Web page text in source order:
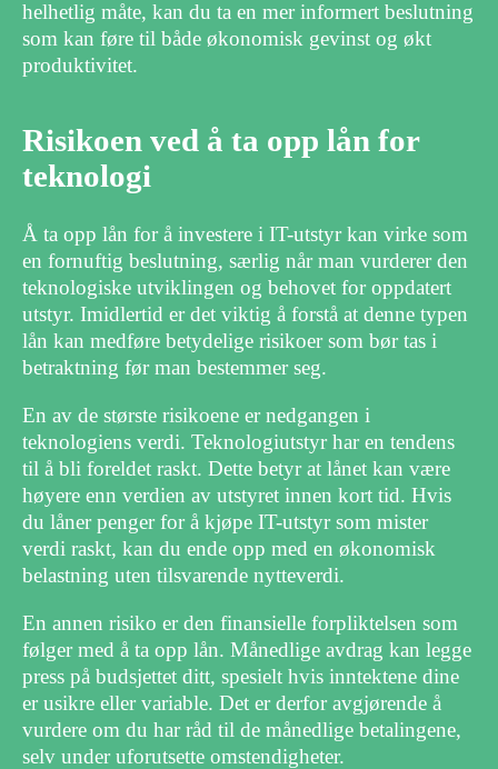
helhetlig måte, kan du ta en mer informert beslutning
som kan føre til både økonomisk gevinst og økt
produktivitet.
Risikoen ved å ta opp lån for
teknologi
Å ta opp lån for å investere i IT-utstyr kan virke som
en fornuftig beslutning, særlig når man vurderer den
teknologiske utviklingen og behovet for oppdatert
utstyr. Imidlertid er det viktig å forstå at denne typen
lån kan medføre betydelige risikoer som bør tas i
betraktning før man bestemmer seg.
En av de største risikoene er nedgangen i
teknologiens verdi. Teknologiutstyr har en tendens
til å bli foreldet raskt. Dette betyr at lånet kan være
høyere enn verdien av utstyret innen kort tid. Hvis
du låner penger for å kjøpe IT-utstyr som mister
verdi raskt, kan du ende opp med en økonomisk
belastning uten tilsvarende nytteverdi.
En annen risiko er den finansielle forpliktelsen som
følger med å ta opp lån. Månedlige avdrag kan legge
press på budsjettet ditt, spesielt hvis inntektene dine
er usikre eller variable. Det er derfor avgjørende å
vurdere om du har råd til de månedlige betalingene,
selv under uforutsette omstendigheter.